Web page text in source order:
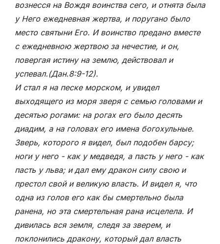
вознесся на Вождя воинства сего, и отнята была
у Него ежедневная жертва, и поругано было
место святыни Его. И воинство предано вместе
с ежедневною жертвою за нечестие, и он,
повергая истину на землю, действовал и
успевал.(Дан.8:9-12).
И стал я на песке морском, и увидел
выходящего из моря зверя с семью головами и
десятью рогами: на рогах его было десять
диадим, а на головах его имена богохульные.
Зверь, которого я видел, был подобен барсу;
ноги у него - как у медведя, а пасть у него - как
пасть у льва; и дал ему дракон силу свою и
престол свой и великую власть. И видел я, что
одна из голов его как бы смертельно была
ранена, но эта смертельная рана исцелела. И
дивилась вся земля, следя за зверем, и
поклонились дракону, который дал власть